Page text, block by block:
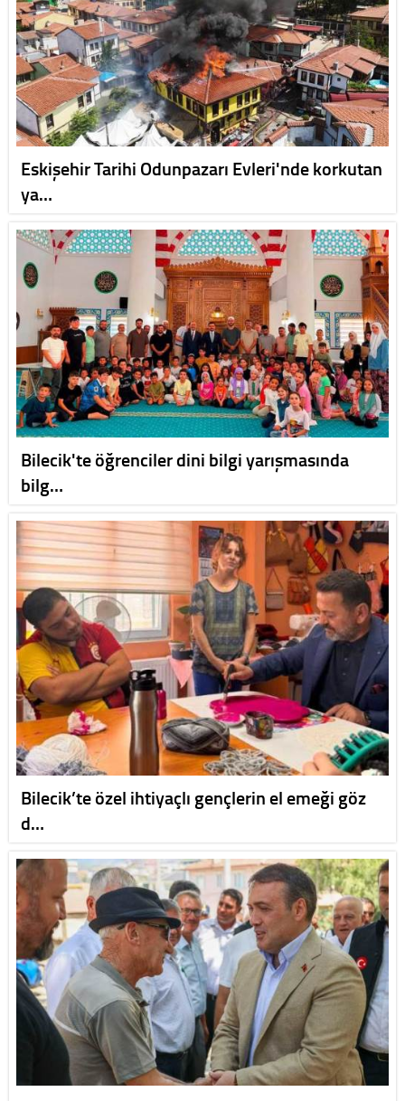
Eskişehir Tarihi Odunpazarı Evleri'nde korkutan
ya…
Bilecik'te öğrenciler dini bilgi yarışmasında
bilg…
Bilecik’te özel ihtiyaçlı gençlerin el emeği göz
d…